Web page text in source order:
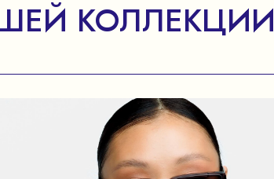
КОЛЛЕКЦИИ